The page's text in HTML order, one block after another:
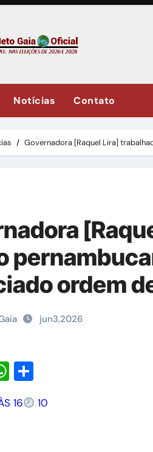
Notícias Contato
Governadora [Raquel Lira]
ordem
jun3,2026
WhatsApp
16 10